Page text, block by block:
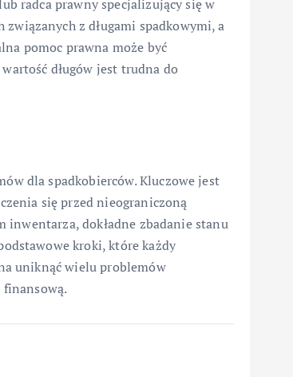
radca prawny specjalizujący się w
z długami spadkowymi, a
pomoc prawna może być
długów jest trudna do
dla spadkobierców. Kluczowe jest
się przed nieograniczoną
inwentarza, dokładne zbadanie stanu
kroki, które każdy
uniknąć wielu problemów
finansową.